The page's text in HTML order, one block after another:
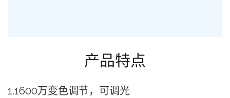
产品特点
1.1600万变⾊调节，可调光